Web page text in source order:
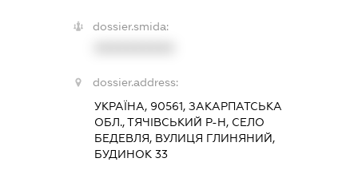
dossier.smida:
dossier.address:
УКРАЇНА, 90561, ЗАКАРПАТСЬКА
ОБЛ., ТЯЧІВСЬКИЙ Р-Н, СЕЛО
БЕДЕВЛЯ, ВУЛИЦЯ ГЛИНЯНИЙ,
БУДИНОК 33